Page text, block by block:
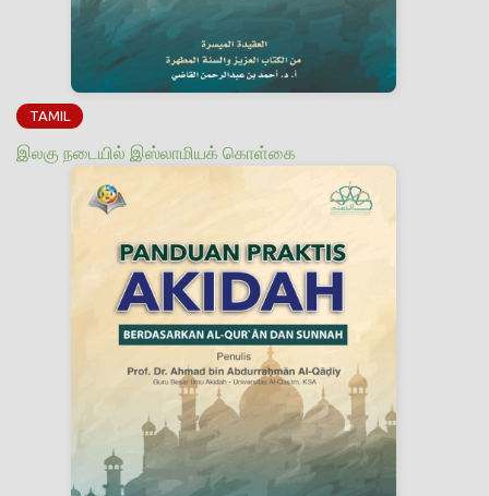
TAMIL
இலகு நடையில் இஸ்லாமியக் கொள்கை